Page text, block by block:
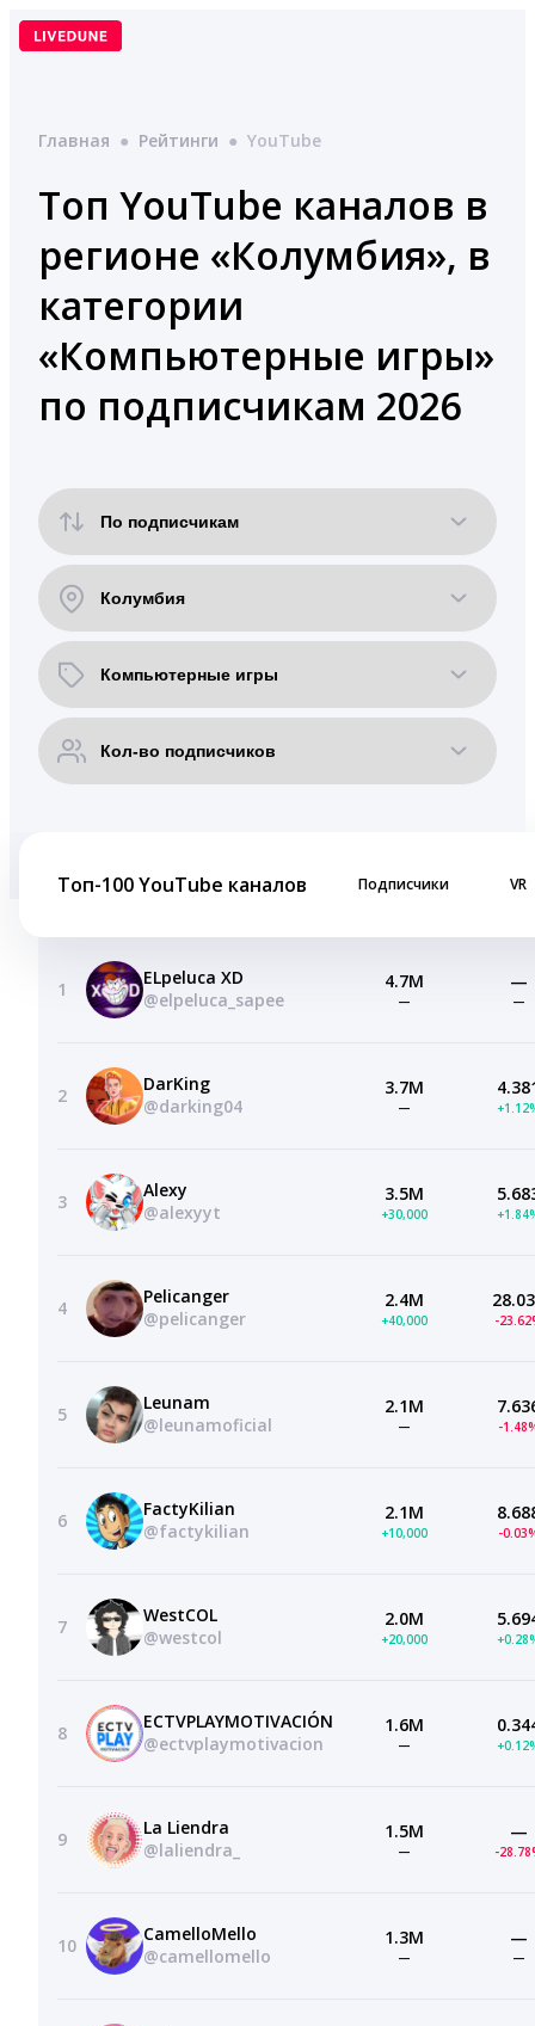
Перейти
Главная ● Рейтинги ● YouTube
Топ YouTube каналов в
регионе «Колумбия», в
категории
«Компьютерные игры»
по подписчикам 2026
Топ-100 YouTube каналов Подписчики VR
1
ELpeluca XD
@elpeluca_sapee
4.7M
—
—
—
2
DarKing
@darking04
3.7M
—
3
Alexy
@alexyyt
3.5M
+30,000
4
Pelicanger
@pelicanger
2.4M
+40,000 -
5
Leunam
@leunamoficial
2.1M
— -
6
FactyKilian
@factykilian
2.1M
+10,000 -
7
WestCOL
@westcol
2.0M
+20,000
8
ECTVPLAYMOTIVACIÓN
@ectvplaymotivacion
1.6M
—
9
La Liendra
@laliendra_
1.5M
—
—
-
10
CamelloMello
@camellomello
1.3M
—
—
—